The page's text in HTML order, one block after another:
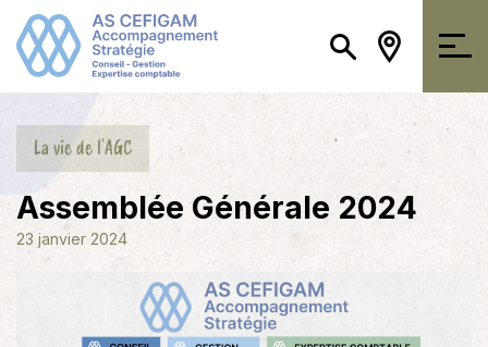
La vie de l'AGC
Assemblée Générale 2024
23 janvier 2024